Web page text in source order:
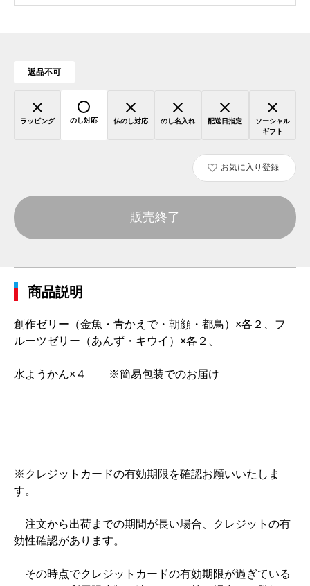
返品不可
ラッピング のし対応 仏のし対応 のし名入れ 配送日指定
ソーシャル
ギフト
お気に入り登録
販売終了
商品説明
創作ゼリー（金魚・青かえで・朝顔・都鳥）×各２、フ
ルーツゼリー（あんず・キウイ）×各２、
水ようかん×４ ※簡易包装でのお届け
※クレジットカードの有効期限を確認お願いいたしま
す。
注文から出荷までの期間が長い場合、クレジットの有
効性確認があります。
その時点でクレジットカードの有効期限が過ぎている